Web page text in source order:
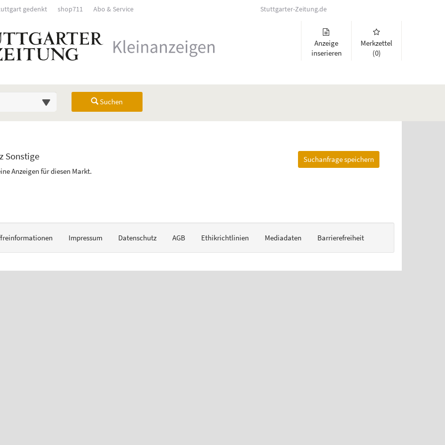
gedenkt shop711 Abo & Service Stuttgarter-Zeitung.de
Anzeige
inserieren
Merkzettel
(0)
Suchen
Drücken Sie die Eingabetaste, um Unterkategorien ein- oder auszuklappen und Links zu öffnen. Mit Pfeil rechts klappen Sie auf, mit
Sonstige
Suchanfrage speichern
Anzeigen für diesen Markt.
Impressum Datenschutz AGB Ethikrichtlinien Mediadaten Barrierefreiheit